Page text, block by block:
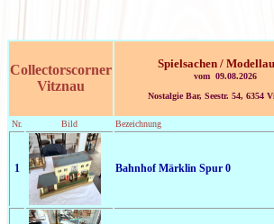
Collectorscorner
Vitznau
Spielsachen /
vom 09.08.2026
Nostalgie Bar, Seestr. 54, 6354
Nr. Bild Bezeichnung
1 Bahnhof Märklin Spur 0